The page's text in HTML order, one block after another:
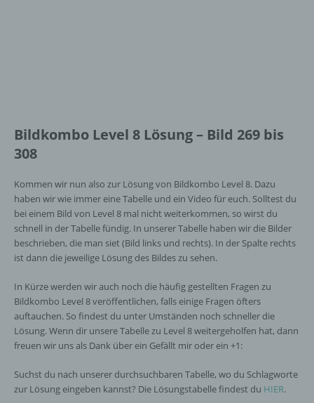
Bildkombo Level 8 Lösung – Bild 269 bis
308
Kommen wir nun also zur Lösung von Bildkombo Level 8. Dazu
haben wir wie immer eine Tabelle und ein Video für euch. Solltest du
bei einem Bild von Level 8 mal nicht weiterkommen, so wirst du
schnell in der Tabelle fündig. In unserer Tabelle haben wir die Bilder
beschrieben, die man siet (Bild links und rechts). In der Spalte rechts
ist dann die jeweilige Lösung des Bildes zu sehen.
In Kürze werden wir auch noch die häufig gestellten Fragen zu
Bildkombo Level 8 veröffentlichen, falls einige Fragen öfters
auftauchen. So findest du unter Umständen noch schneller die
Lösung. Wenn dir unsere Tabelle zu Level 8 weitergeholfen hat, dann
freuen wir uns als Dank über ein Gefällt mir oder ein +1:
Suchst du nach unserer durchsuchbaren Tabelle, wo du Schlagworte
zur Lösung eingeben kannst? Die Lösungstabelle findest du HIER.